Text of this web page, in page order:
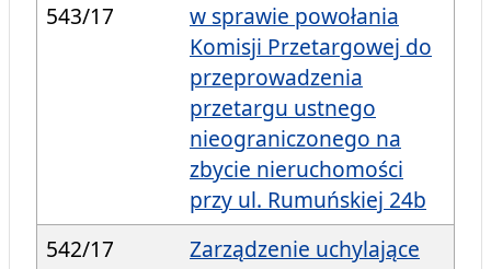
543/17
w sprawie powołania
Komisji Przetargowej do
przeprowadzenia
przetargu ustnego
nieograniczonego na
zbycie nieruchomości
przy ul. Rumuńskiej 24b
542/17
Zarządzenie uchylające